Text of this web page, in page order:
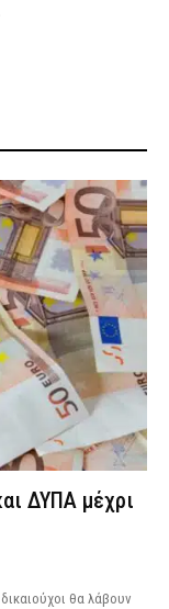
ΔΥΠΑ μέχρι
θα λάβουν